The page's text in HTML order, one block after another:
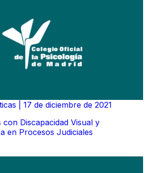
17 de diciembre de 2021
con Discapacidad Visual y
en Procesos Judiciales